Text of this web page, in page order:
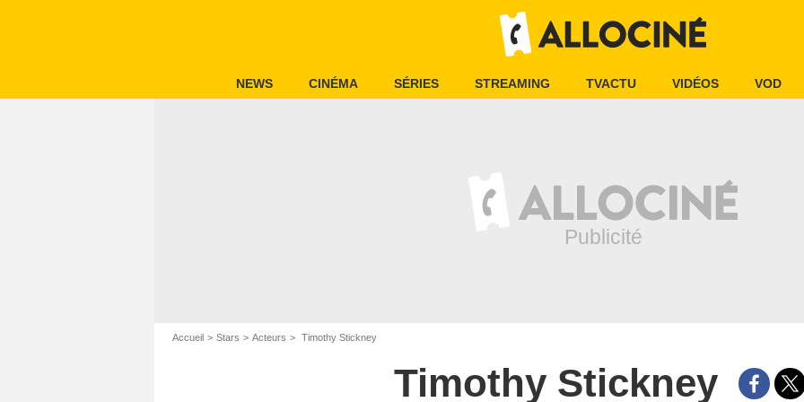
NEWS CINÉMA SÉRIES STREAMING TVACTU VIDÉOS VOD
Accueil Stars Acteurs Timothy Stickney
Timothy Stickney